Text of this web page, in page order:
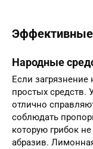
Народные
Если
простых средств.
отлично
соблюдать
которую грибок
абразив.